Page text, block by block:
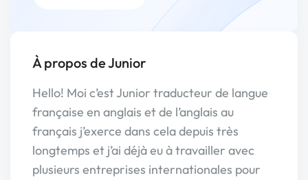
À propos de Junior
Hello! Moi c’est Junior traducteur de langue
française en anglais et de l’anglais au
français j’exerce dans cela depuis très
longtemps et j’ai déjà eu à travailler avec
plusieurs entreprises internationales pour